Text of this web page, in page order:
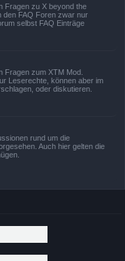
Fragen zu X beyond the
den FAQ Foren zwar nur
selbst FAQ Einträge
Fragen zum XTM Mod.
Leserechte, können aber im
oder diskutieren.
rund um die
Auch hier gelten die